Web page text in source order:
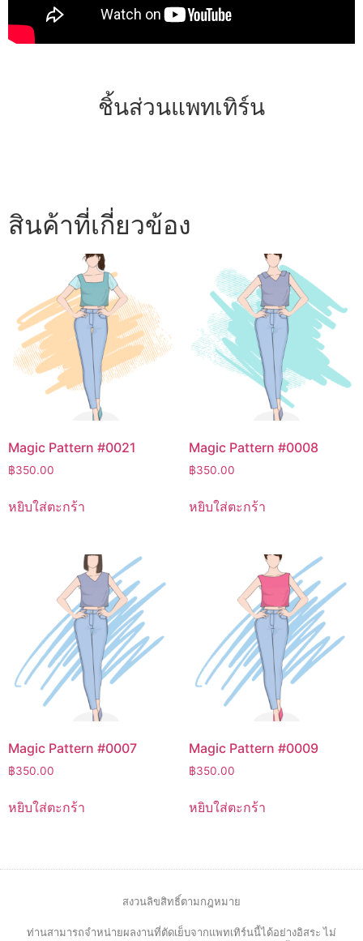
ชิ้นส่วนแพทเทิร์น
สินค้าที่เกี่ยวข้อง
Magic Pattern #0021
฿350.00
หยิบใส่ตะกร้า
Magic Pattern #0008
฿350.00
หยิบใส่ตะกร้า
Magic Pattern #0007
฿350.00
หยิบใส่ตะกร้า
Magic Pattern #0009
฿350.00
หยิบใส่ตะกร้า
สงวนลิขสิทธิ์ตามกฎหมาย
ท่านสามารถจำหน่ายผลงานที่ตัดเย็บจากแพทเทิร์นนี้ได้อย่างอิสระ ไม่